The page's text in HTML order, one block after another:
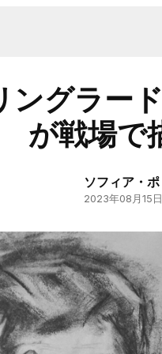
ングラー
が戦場で
ソフィア・
2023年08月15日